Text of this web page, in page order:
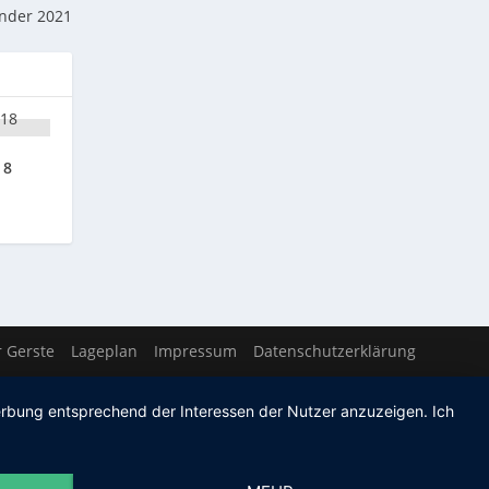
2021
Gerste Lageplan Impressum Datenschutzerklärung
entsprechend der Interessen der Nutzer anzuzeigen. Ich